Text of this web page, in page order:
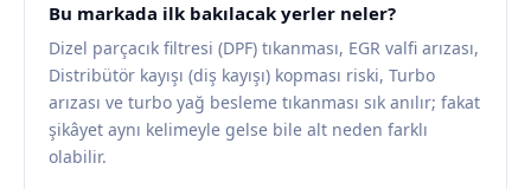
Bu markada ilk bakılacak yerler neler?
Dizel parçacık filtresi (DPF) tıkanması, EGR valfi arızası,
Distribütör kayışı (diş kayışı) kopması riski, Turbo
arızası ve turbo yağ besleme tıkanması sık anılır; fakat
şikâyet aynı kelimeyle gelse bile alt neden farklı
olabilir.